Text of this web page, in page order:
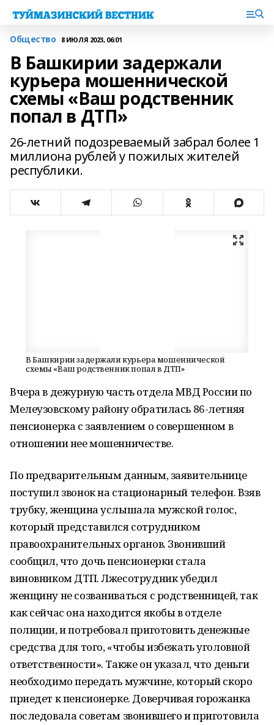
Общество 8 ИЮЛЯ 2023, 06:01
В Башкирии задержали
курьера мошеннической
схемы «Ваш родственник
попал в ДТП»
26-летний подозреваемый забрал более 1
миллиона рублей у пожилых жителей
республики.
В Башкирии задержали курьера мошеннической
схемы «Ваш родственник попал в ДТП»
Вчера в дежурную часть отдела МВД России по
Мелеузовскому району обратилась 86-летняя
пенсионерка с заявлением о совершенном в
отношении нее мошенничестве.
По предварительным данным, заявительнице
поступил звонок на стационарный телефон. Взяв
трубку, женщина услышала мужской голос,
который представился сотрудником
правоохранительных органов. Звонивший
сообщил, что дочь пенсионерки стала
виновником ДТП. Лжесотрудник убедил
женщину не созваниваться с родственницей, так
как сейчас она находится якобы в отделе
полиции, и потребовал приготовить денежные
средства для того, «чтобы избежать уголовной
ответственности». Также он указал, что деньги
необходимо передать мужчине, который скоро
приедет к пенсионерке. Доверчивая горожанка
последовала советам звонившего и приготовила